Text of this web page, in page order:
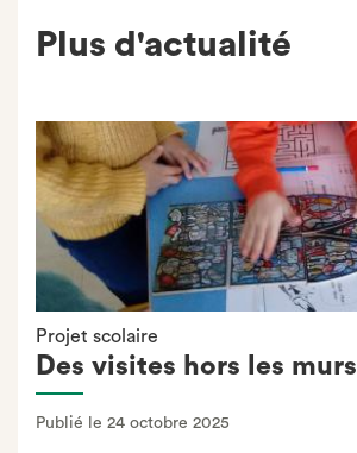
Plus d'actualité
Projet scolaire
Des visites hors les murs
Publié le 24 octobre 2025